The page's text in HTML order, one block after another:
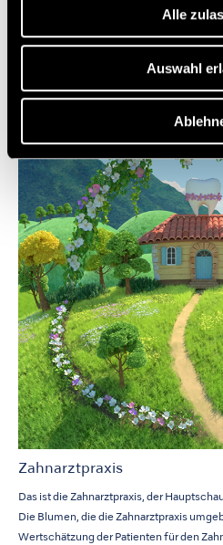
Alle
Auswahl
Die Welt der Zahninsel
Zahnarztpraxis
Das ist die Zahnarztpraxis, der
Die Blumen, die die Zahnarztpraxis
Wertschätzung der Patienten für den